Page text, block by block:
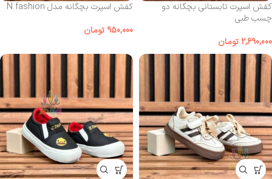
کفش اسپرت تابستانی بچگانه دو
چسب طبی
2,690,000 تومان
کفش اسپرت بچگانه مدل N fashion
950,000 تومان